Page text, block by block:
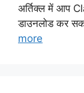
अर्तिक्ल में आप
डाउनलोड कर
more